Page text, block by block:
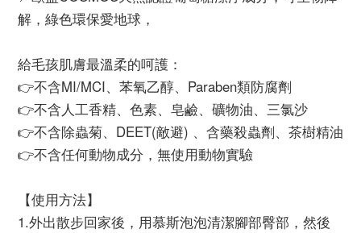
解，綠色環保愛地球，
給毛孩肌膚最溫柔的呵護：
👉不含MI/MCI、苯氧乙醇、Paraben類防腐劑
👉不含人工香精、色素、皂鹼、礦物油、三氯沙
👉不含除蟲菊、DEET(敵避) 、含藥殺蟲劑、茶樹精油
👉不含任何動物成分，無使用動物實驗
【使用方法】
1.外出散步回家後，用慕斯泡泡清潔腳部臀部，然後